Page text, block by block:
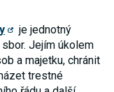
je jednotný
Jejím úkolem
a majetku, chránit
trestné
cookie
rovněž
cookie a
naše